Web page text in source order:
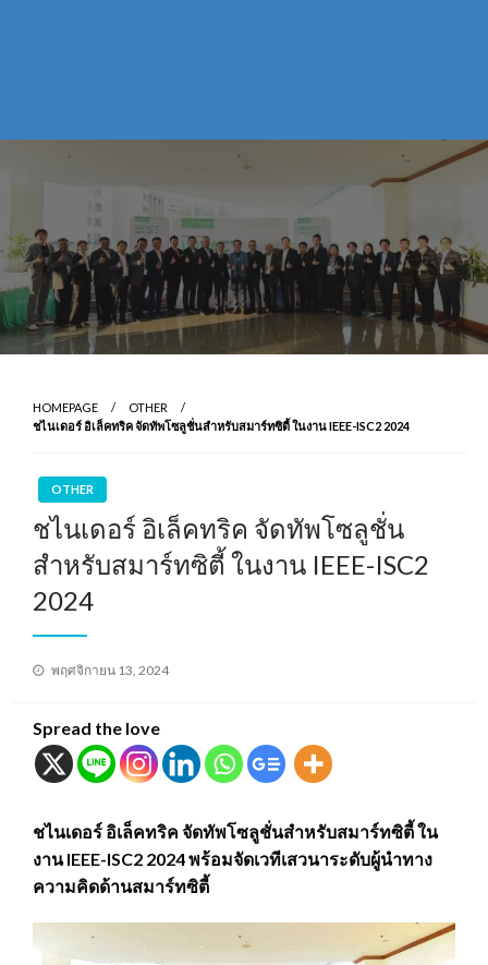
HOMEPAGE
OTHER
ชไนเดอร์ อิเล็คทริค จัดทัพโซลูชั่นสำหรับสมาร์ทซิตี้ ในงาน IEEE-ISC2 2024
OTHER
ชไนเดอร์ อิเล็คทริค จัดทัพโซลูชั่น
สำหรับสมาร์ทซิตี้ ในงาน IEEE-ISC2
2024
Posted
พฤศจิกายน 13, 2024
Spread the love
ชไนเดอร์ อิเล็คทริค จัดทัพโซลูชั่นสำหรับสมาร์ทซิตี้ ใน
งาน IEEE-ISC2 2024 พร้อมจัดเวทีเสวนาระดับผู้นำทาง
ความคิดด้านสมาร์ทซิตี้